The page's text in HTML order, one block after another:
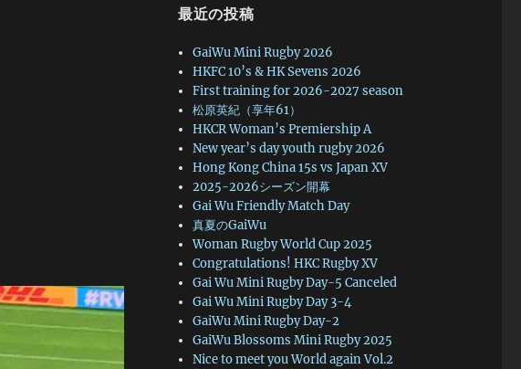
最近の投稿
GaiWu Mini Rugby 2026
HKFC 10’s & HK Sevens 2026
First training for 2026-2027 season
松原英紀（享年61）
HKCR Woman’s Premiership A
New year’s day youth rugby 2026
Hong Kong China 15s vs Japan XV
2025-2026シーズン開幕
Gai Wu Friendly Match Day
真夏のGaiWu
Woman Rugby World Cup 2025
Congratulations! HKC Rugby XV
Gai Wu Mini Rugby Day-5 Canceled
Gai Wu Mini Rugby Day 3-4
GaiWu Mini Rugby Day-2
GaiWu Blossoms Mini Rugby 2025
Nice to meet you World again Vol.2